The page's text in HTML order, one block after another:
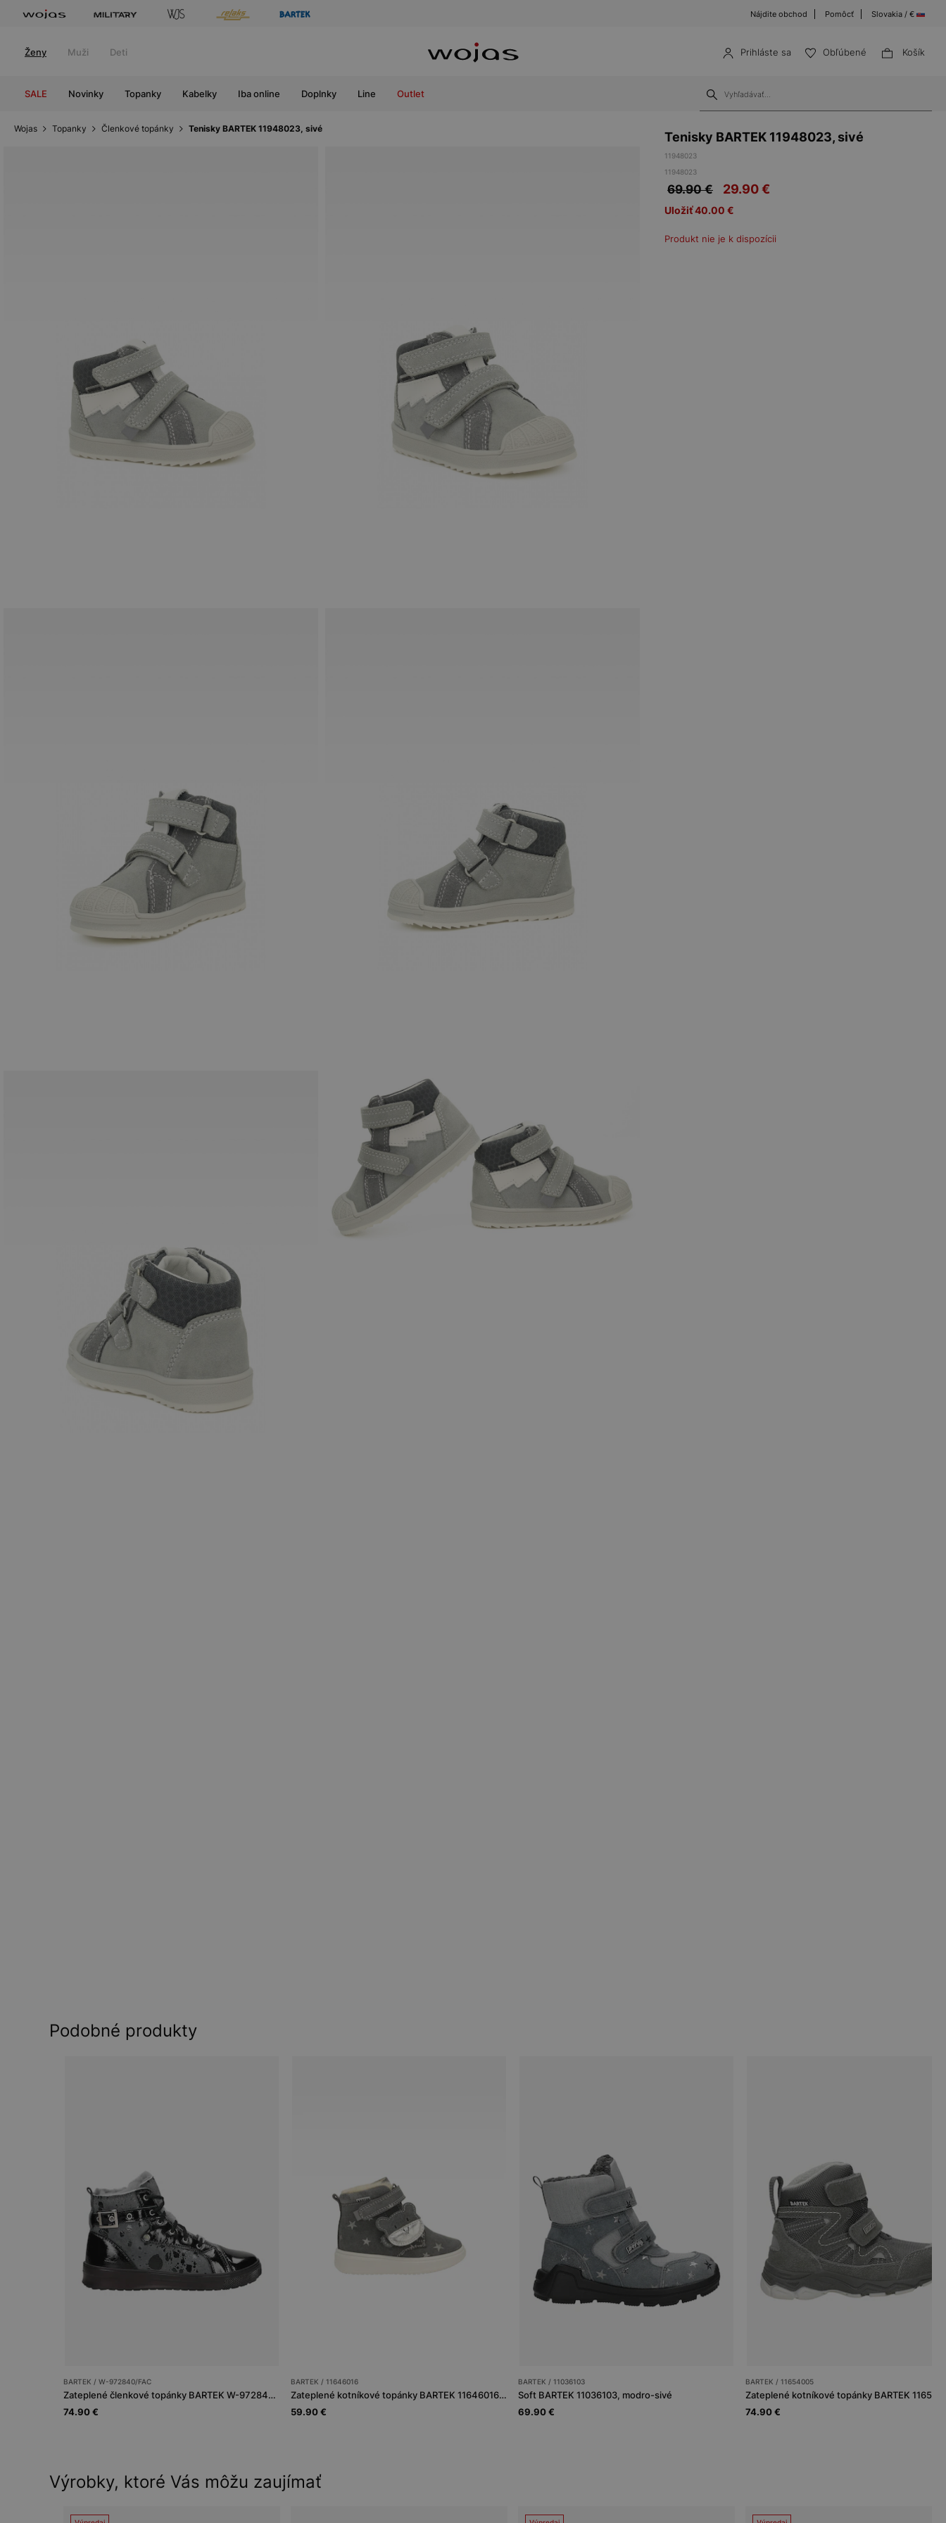
Nájdite obchod Pomôcť Slovakia / €
Ženy Muži Deti Prihláste sa Obľúbené Košík
SALE Novinky Topanky Kabelky Iba online Doplnky Line Outlet
Wojas Topanky Členkové topánky Tenisky BARTEK 11948023, sivé
Tenisky BARTEK 11948023, sivé
11948023
11948023
69.90 € 29.90€
Uložiť 40.00 €
Produkt nie je k dispozícii
Podobné produkty
BARTEK / W-972840/FAC
Zateplené členkové topánky BARTEK W-972840/FAC, pre dievčatá, čierno-sivé
74.90 €
BARTEK / 11646016
Zateplené kotníkové topánky BARTEK 11646016, šedo-strieborné
59.90 €
BARTEK / 11036103
Soft BARTEK 11036103, modro-sivé
69.90 €
BARTEK / 11654005
74.90 €
Výrobky, ktoré Vás môžu zaujímať